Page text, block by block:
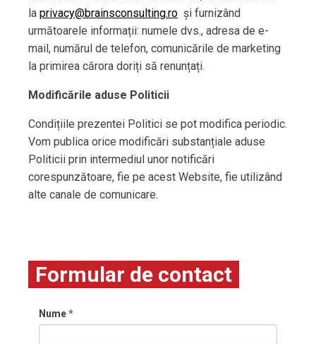
la privacy@brainsconsulting.ro și furnizând
următoarele informații: numele dvs., adresa de e-
mail, numărul de telefon, comunicările de marketing
la primirea cărora doriți să renunțați.
Modificările aduse Politicii
Condițiile prezentei Politici se pot modifica periodic.
Vom publica orice modificări substanțiale aduse
Politicii prin intermediul unor notificări
corespunzătoare, fie pe acest Website, fie utilizând
alte canale de comunicare.
Formular de contact
Nume*